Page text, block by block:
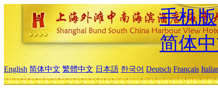
手机版
简体
English 简体中文 繁體中文 日本語 한국어 Deutsch Français